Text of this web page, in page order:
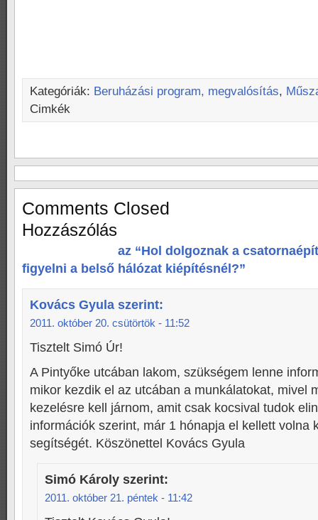
Kategóriák: Beruházási program, megvalósítás,
Cimkék
Comments Closed
Hozzászólás
az “Hol dolgoznak a
figyelni a belső hálózat kiépítésnél?”
Kovács Gyula szerint:
2011. október 20. csütörtök - 11:52
Tisztelt Simó Úr!
A Pintyőke utcában lakom, szükségem lenne
mikor kezdik el az utcában a munkálatokat, mivel
kezelésre kell járnom, amit csak kocsival tudok
információk szerint, már 1 hónapja el kellett volna
segítségét. Köszönettel Kovács Gyula
Simó Károly szerint:
2011. október 21. péntek - 11:42